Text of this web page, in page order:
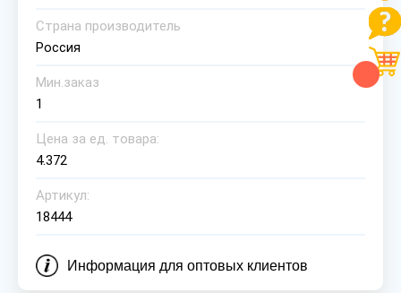
Страна производитель
Россия
Мин.заказ
1
Цена за ед. товара:
4.372
Артикул:
18444
Информация для оптовых клиентов